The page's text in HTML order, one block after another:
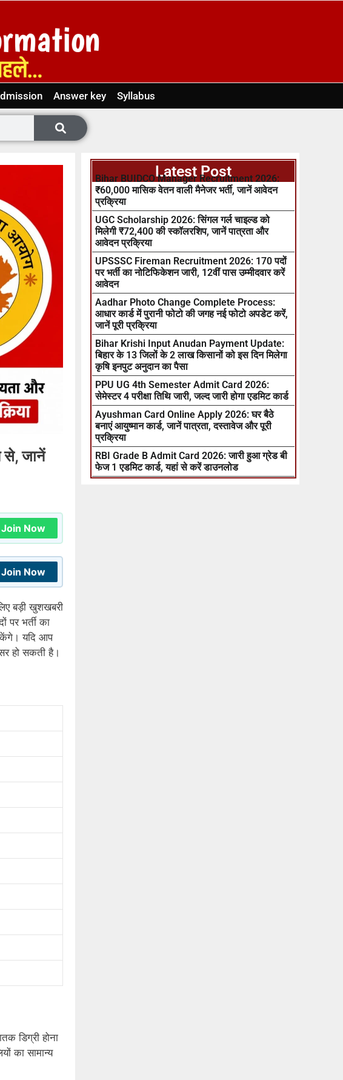
Answer key Syllabus
जानें
Join Now
Join Now
बड़ी खुशखबरी
भर्ती का
यदि आप
हो सकती है।
डिग्री होना
का सामान्य
Latest Post
Bihar BUIDCO Manager Recruitment 2026:
₹60,000 मासिक वेतन वाली मैनेजर भर्ती, जानें आवेदन
प्रक्रिया
UGC Scholarship 2026: सिंगल गर्ल चाइल्ड को
मिलेगी ₹72,400 की स्कॉलरशिप, जानें पात्रता और
आवेदन प्रक्रिया
UPSSSC Fireman Recruitment 2026: 170 पदों
पर भर्ती का नोटिफिकेशन जारी, 12वीं पास उम्मीदवार करें
आवेदन
Aadhar Photo Change Complete Process:
आधार कार्ड में पुरानी फोटो की जगह नई फोटो अपडेट करें,
जानें पूरी प्रक्रिया
Bihar Krishi Input Anudan Payment Update:
बिहार के 13 जिलों के 2 लाख किसानों को इस दिन मिलेगा
कृषि इनपुट अनुदान का पैसा
PPU UG 4th Semester Admit Card 2026:
सेमेस्टर 4 परीक्षा तिथि जारी, जल्द जारी होगा एडमिट कार्ड
Ayushman Card Online Apply 2026: घर बैठे
बनाएं आयुष्मान कार्ड, जानें पात्रता, दस्तावेज और पूरी
प्रक्रिया
RBI Grade B Admit Card 2026: जारी हुआ ग्रेड बी
फेज 1 एडमिट कार्ड, यहां से करें डाउनलोड